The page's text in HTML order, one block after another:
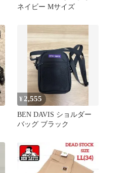
ネイビー Mサイズ
¥2,555
BEN DAVIS ショルダー
バッグ ブラック